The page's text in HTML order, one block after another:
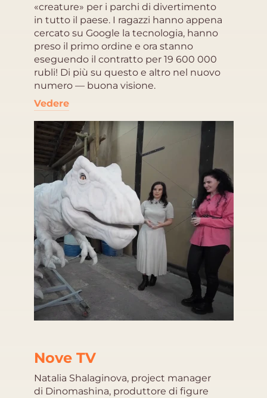
«creature» per i parchi di divertimento
in tutto il paese. I ragazzi hanno appena
cercato su Google la tecnologia, hanno
preso il primo ordine e ora stanno
eseguendo il contratto per 19 600 000
rubli! Di più su questo e altro nel nuovo
numero — buona visione.
Vedere
Nove TV
Natalia Shalaginova, project manager
di Dinomashina, produttore di figure